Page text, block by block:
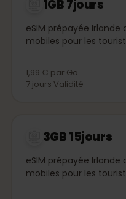
1GB 7jours
eSIM prépayée Irlande
mobiles pour les
1,99 € par Go
7 jours Validité
3GB 15jours
eSIM prépayée Irlande
mobiles pour les